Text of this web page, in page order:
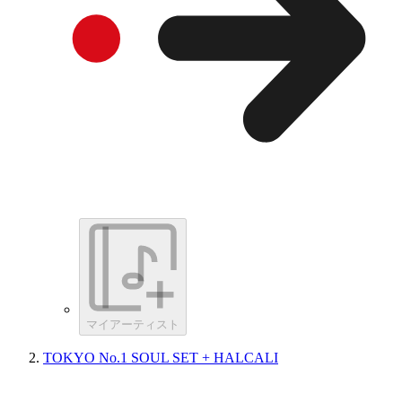
マイアーティスト
TOKYO No.1 SOUL SET + HALCALI